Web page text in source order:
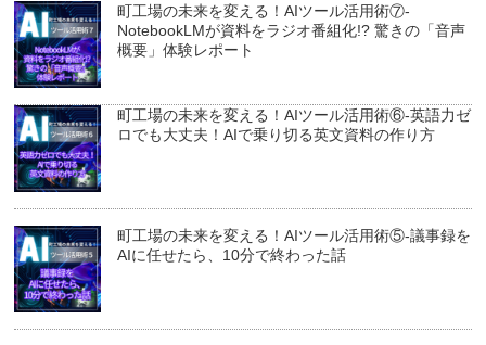
町工場の未来を変える！AIツール活用術⑦-
NotebookLMが資料をラジオ番組化!? 驚きの「音声
概要」体験レポート
町工場の未来を変える！AIツール活用術⑥-英語力ゼ
ロでも大丈夫！AIで乗り切る英文資料の作り方
町工場の未来を変える！AIツール活用術⑤-議事録を
AIに任せたら、10分で終わった話